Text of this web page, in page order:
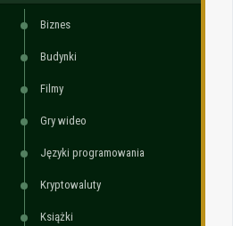
Biznes
Budynki
Filmy
Gry wideo
Języki programowania
Kryptowaluty
Książki